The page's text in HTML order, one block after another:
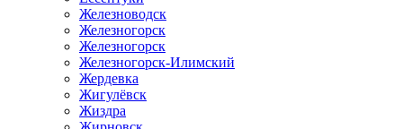
Железноводск
Железногорск
Железногорск
Железногорск-Илимский
Жердевка
Жигулёвск
Жиздра